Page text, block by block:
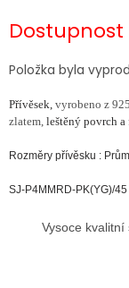
cena:
Položka byla
Přívěsek, vyrobeno z
zlatem, leštěný povrch
Rozměry přívěsku :
SJ-P4MMRD-PK(YG)/45
Vysoce